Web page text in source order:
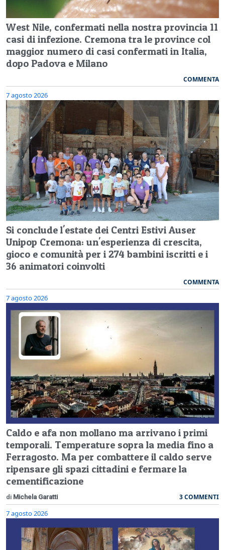
West Nile, confermati nella nostra provincia 11
casi di infezione. Cremona tra le province col
maggior numero di casi confermati in Italia,
dopo Padova e Milano
COMMENTA
7 agosto 2026
Si conclude l'estate dei Centri Estivi Auser
Unipop Cremona: un'esperienza di crescita,
gioco e comunità per i 274 bambini iscritti e i
36 animatori coinvolti
COMMENTA
7 agosto 2026
Caldo e afa non mollano ma arrivano i primi
temporali. Temperature sopra la media fino a
Ferragosto. Ma per combattere il caldo serve
ripensare gli spazi cittadini e fermare la
cementificazione
di Michela Garatti 3 COMMENTI
7 agosto 2026